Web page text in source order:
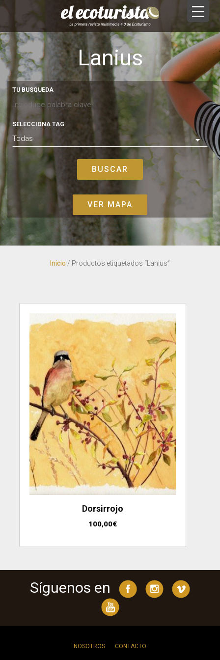
Lanius
TU BUSQUEDA
SELECCIONA TAG
VER MAPA
Inicio / Productos etiquetados “Lanius”
Dorsirrojo
100,00€
Síguenos en
NOSOTROS CONTACTO